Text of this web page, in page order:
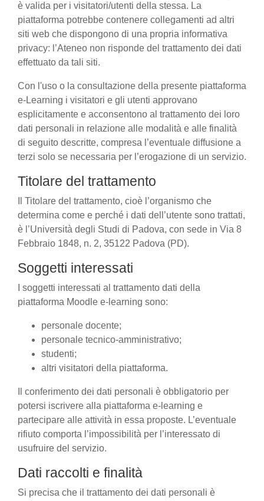
è valida per i visitatori/utenti della stessa. La
piattaforma potrebbe contenere collegamenti ad altri
siti web che dispongono di una propria informativa
privacy: l’Ateneo non risponde del trattamento dei dati
effettuato da tali siti.
Con l'uso o la consultazione della presente piattaforma
e-Learning i visitatori e gli utenti approvano
esplicitamente e acconsentono al trattamento dei loro
dati personali in relazione alle modalità e alle finalità
di seguito descritte, compresa l’eventuale diffusione a
terzi solo se necessaria per l’erogazione di un servizio.
Titolare del trattamento
Il Titolare del trattamento, cioè l’organismo che
determina come e perché i dati dell’utente sono trattati,
è l’Università degli Studi di Padova, con sede in Via 8
Febbraio 1848, n. 2, 35122 Padova (PD).
Soggetti interessati
I soggetti interessati al trattamento dati della
piattaforma Moodle e-learning sono:
personale docente;
personale tecnico-amministrativo;
studenti;
altri visitatori della piattaforma.
Il conferimento dei dati personali è obbligatorio per
potersi iscrivere alla piattaforma e-learning e
partecipare alle attività in essa proposte. L’eventuale
rifiuto comporta l’impossibilità per l’interessato di
usufruire del servizio.
Dati raccolti e finalità
Si precisa che il trattamento dei dati personali è